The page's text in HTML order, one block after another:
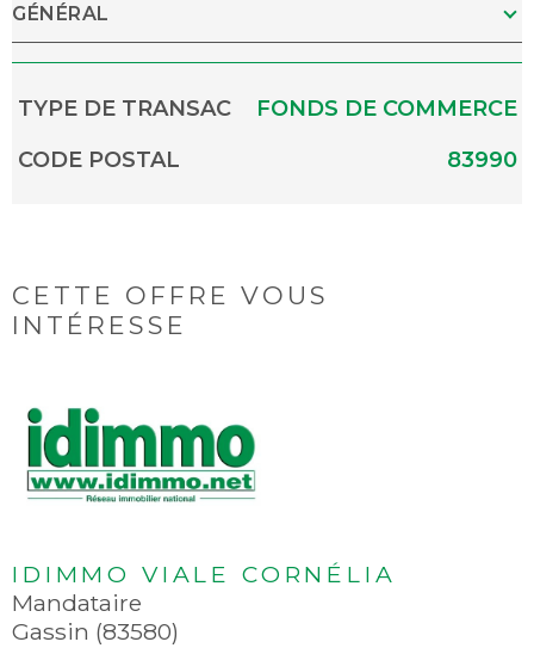
GÉNÉRAL
Caractérisque Valeurs
TYPE DE TRANSAC
FONDS DE COMMERCE
CODE POSTAL
83990
CETTE OFFRE VOUS
INTÉRESSE
IDIMMO VIALE CORNÉLIA
Mandataire
Gassin (83580)